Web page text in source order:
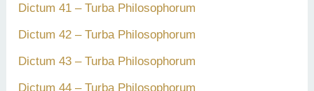
Dictum 41 – Turba Philosophorum
Dictum 42 – Turba Philosophorum
Dictum 43 – Turba Philosophorum
Dictum 44 – Turba Philosophorum